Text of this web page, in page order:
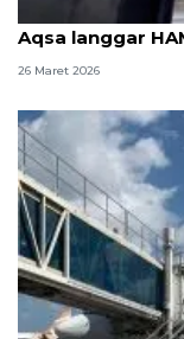
Anggota DPR:
Aqsa langgar
26 Maret 2026